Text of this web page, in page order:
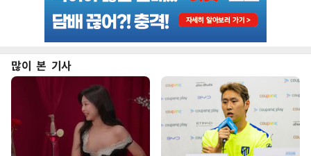
많이 본 기사